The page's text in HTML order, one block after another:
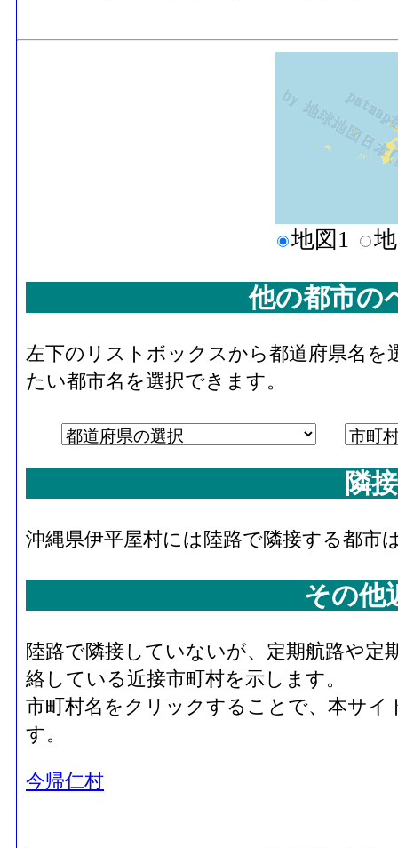
地図1
他の都市の
左下のリストボックスから都道府県名
たい都市名を選択できます。
隣
沖縄県伊平屋村には陸路で隣接する都市
その他
陸路で隣接していないが、定期航路や定
絡している近接市町村を示します。
市町村名をクリックすることで、本サ
す。
今帰仁村